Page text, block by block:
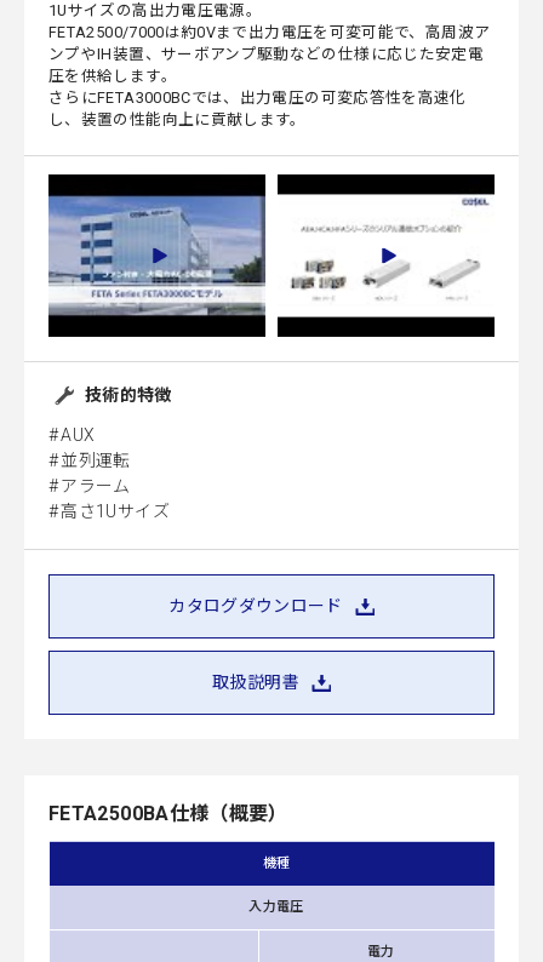
1Uサイズの高出力電圧電源。
FETA2500/7000は約0Vまで出力電圧を可変可能で、高周波ア
ンプやIH装置、サーボアンプ駆動などの仕様に応じた安定電
圧を供給します。
さらにFETA3000BCでは、出力電圧の可変応答性を高速化
し、装置の性能向上に貢献します。
技術的特徴
AUX
並列運転
アラーム
高さ1Uサイズ
カタログダウンロード
取扱説明書
FETA2500BA仕様（概要）
機種
入力電圧
電力